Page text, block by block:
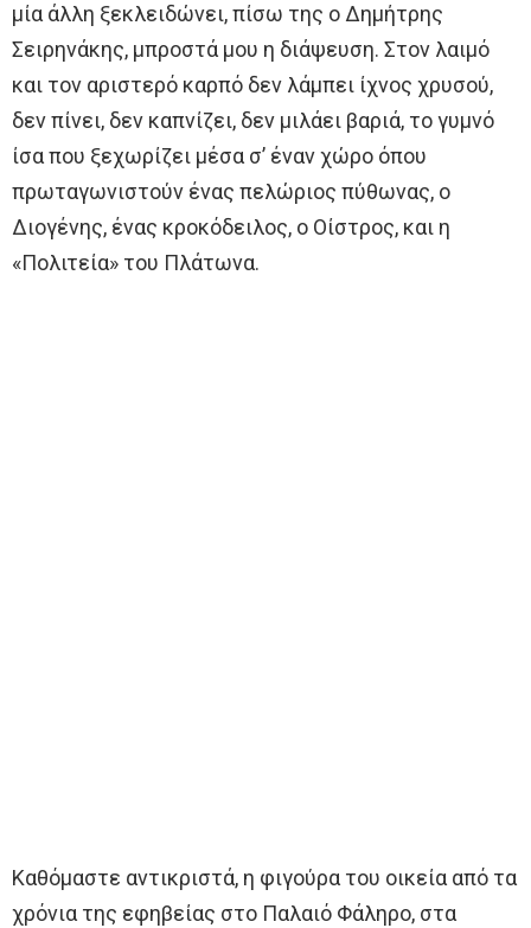
μία άλλη ξεκλειδώνει, πίσω της ο Δημήτρης
Σειρηνάκης, μπροστά μου η διάψευση. Στον λαιμό
και τον αριστερό καρπό δεν λάμπει ίχνος χρυσού,
δεν πίνει, δεν καπνίζει, δεν μιλάει βαριά, το γυμνό
ίσα που ξεχωρίζει μέσα σ’ έναν χώρο όπου
πρωταγωνιστούν ένας πελώριος πύθωνας, ο
Διογένης, ένας κροκόδειλος, ο Οίστρος, και η
«Πολιτεία» του Πλάτωνα.
Καθόμαστε αντικριστά, η φιγούρα του οικεία από τα
χρόνια της εφηβείας στο Παλαιό Φάληρο, στα